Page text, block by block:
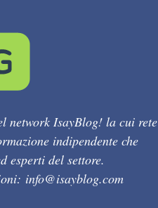
network IsayBlog! la cui rete
indipendente che
esperti del settore.
info@isayblog.com